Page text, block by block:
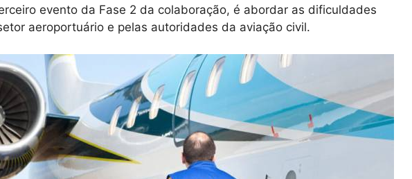
evento da Fase 2 da colaboração, é abordar as dificuldades
aeroportuário e pelas autoridades da aviação civil.